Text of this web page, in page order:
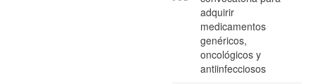
adquirir
medicamentos
genéricos,
oncológicos y
antiinfecciosos